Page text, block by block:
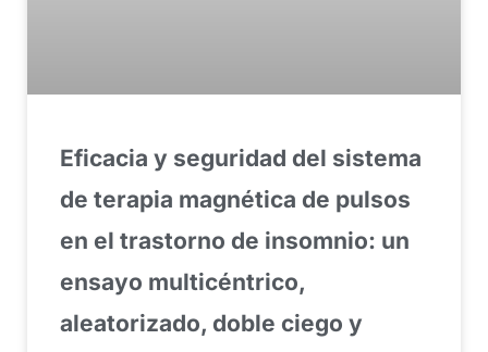
Eficacia y seguridad del sistema
de terapia magnética de pulsos
en el trastorno de insomnio: un
ensayo multicéntrico,
aleatorizado, doble ciego y